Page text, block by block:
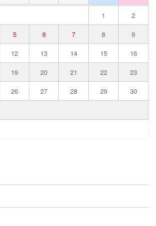
1
2
5 6 7 8
9
12 13 14 15
16
19 20 21 22
23
26 27 28 29
30